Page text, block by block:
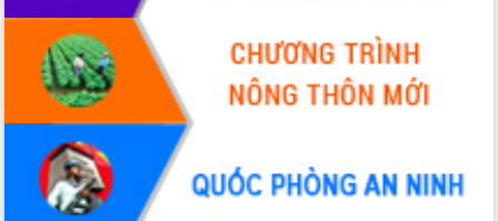
Phó Chủ tịch Thường trực UBND tỉnh
Hồ Thị Nguyên Thảo làm việc tại Trung
tâm Phục vụ hành chính công xã Ea
Xây dựng nền hành chính số đồng
hành cùng nông dân dân, doanh nghiệp
Giai đoạn 2026-2030, Đắk Lắk phấn
đấu có 77% xã đạt chuẩn nông thôn